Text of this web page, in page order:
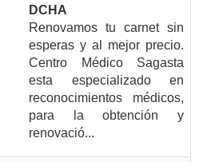
DCHA
Renovamos tu carnet sin
esperas y al mejor precio.
Centro Médico Sagasta
esta especializado en
reconocimientos médicos,
para la obtención y
renovació...